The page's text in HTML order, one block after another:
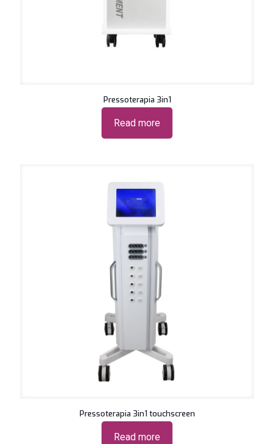
Pressoterapia 3in1
Read more
Pressoterapia 3in1 touchscreen
Read more